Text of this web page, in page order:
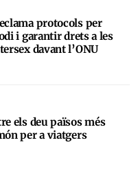
protocols per
i garantir drets a les
davant l’ONU
els deu països més
per a viatgers